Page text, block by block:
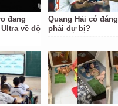
đang
về độ
Quang Hải có đáng
phải dự bị?